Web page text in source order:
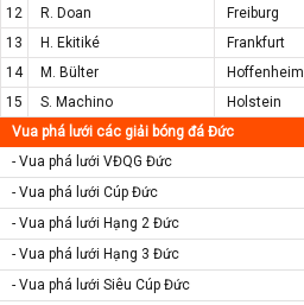
12
R. Doan Freiburg
13
H. Ekitiké Frankfurt
14
M. Bülter Hoffenheim
15
S. Machino Holstein
Vua phá lưới các giải bóng đá Đức
- Vua phá lưới VĐQG Đức
- Vua phá lưới Cúp Đức
- Vua phá lưới Hạng 2 Đức
- Vua phá lưới Hạng 3 Đức
- Vua phá lưới Siêu Cúp Đức